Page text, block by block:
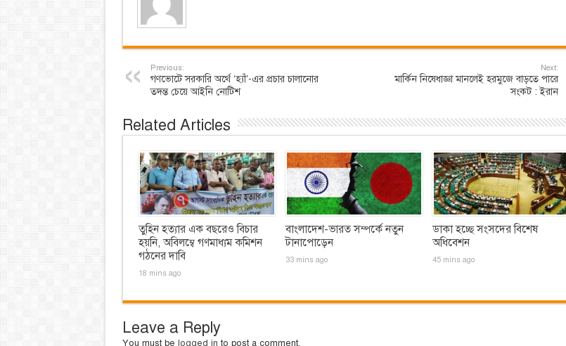
Previous:
গণভোটে সরকারি অর্থে ‘হ্যাঁ’-এর প্রচার চালানোর
তদন্ত চেয়ে আইনি নোটিশ
Next:
মার্কিন নিষেধাজ্ঞা মানলেই হরমুজে বাড়তে পারে
সংকট : ইরান
Related Articles
তুহিন হত্যার এক বছরেও বিচার
হয়নি, অবিলম্বে গণমাধ্যম কমিশন
গঠনের দাবি
18 mins ago
বাংলাদেশ-ভারত সম্পর্কে নতুন
টানাপোড়েন
33 mins ago
ডাকা হচ্ছে সংসদের বিশেষ
অধিবেশন
45 mins ago
Leave a Reply
You must be logged in to post a comment.